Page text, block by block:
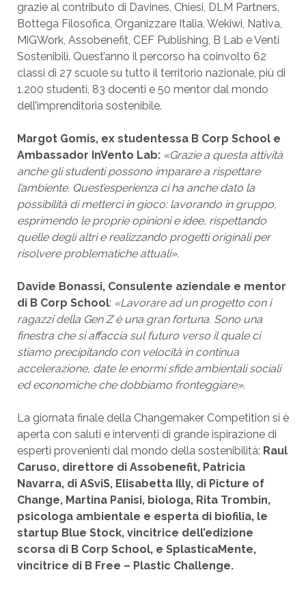
grazie al contributo di Davines, Chiesi, DLM Partners,
Bottega Filosofica, Organizzare Italia, Wekiwi, Nativa,
MiGWork, Assobenefit, CEF Publishing, B Lab e Venti
Sostenibili. Quest’anno il percorso ha coinvolto 62
classi di 27 scuole su tutto il territorio nazionale, più di
1.200 studenti, 83 docenti e 50 mentor dal mondo
dell’imprenditoria sostenibile.
Margot Gomis, ex studentessa B Corp School e
Ambassador InVento Lab: «Grazie a questa attività
anche gli studenti possono imparare a rispettare
l’ambiente. Quest’esperienza ci ha anche dato la
possibilità di metterci in gioco: lavorando in gruppo,
esprimendo le proprie opinioni e idee, rispettando
quelle degli altri e realizzando progetti originali per
risolvere problematiche attuali».
Davide Bonassi, Consulente aziendale e mentor
di B Corp School: «Lavorare ad un progetto con i
ragazzi della Gen Z è una gran fortuna. Sono una
finestra che si affaccia sul futuro verso il quale ci
stiamo precipitando con velocità in continua
accelerazione, date le enormi sfide ambientali sociali
ed economiche che dobbiamo fronteggiare».
La giornata finale della Changemaker Competition si è
aperta con saluti e interventi di grande ispirazione di
esperti provenienti dal mondo della sostenibilità: Raul
Caruso, direttore di Assobenefit, Patricia
Navarra, di ASviS, Elisabetta Illy, di Picture of
Change, Martina Panisi, biologa, Rita Trombin,
psicologa ambientale e esperta di biofilia, le
startup Blue Stock, vincitrice dell’edizione
scorsa di B Corp School, e SplasticaMente,
vincitrice di B Free – Plastic Challenge.